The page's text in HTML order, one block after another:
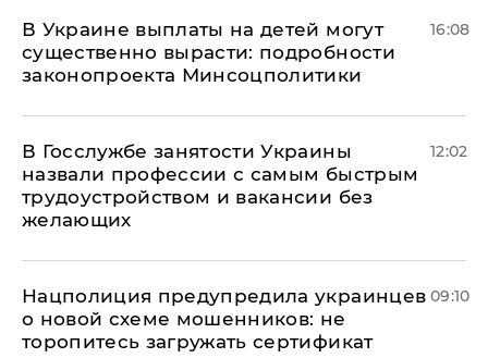
В Украине выплаты на детей могут
существенно вырасти: подробности
законопроекта Минсоцполитики
16:08
В Госслужбе занятости Украины
назвали профессии с самым быстрым
трудоустройством и вакансии без
желающих
12:02
Нацполиция предупредила украинцев
о новой схеме мошенников: не
торопитесь загружать сертификат
09:10